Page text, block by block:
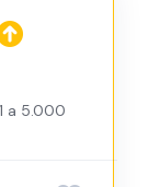
a 5.000